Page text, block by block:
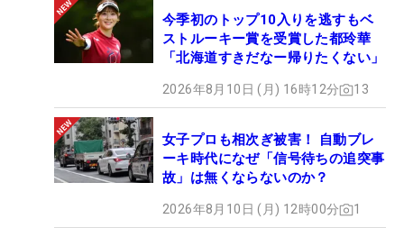
今季初のトップ10入りを逃すもベ
ストルーキー賞を受賞した都玲華
「北海道すきだなー帰りたくない」
2026年8月10日 (月) 16時12分 13
女子プロも相次ぎ被害！ 自動ブレ
ーキ時代になぜ「信号待ちの追突事
故」は無くならないのか？
2026年8月10日 (月) 12時00分 1